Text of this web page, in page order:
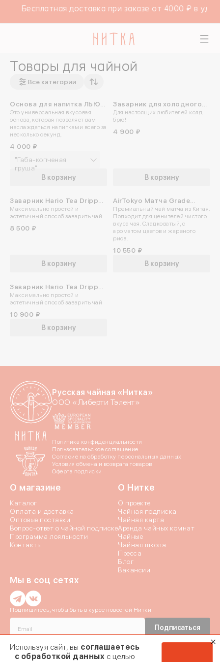
Бесплатная доставка при заказе от 4000 ₽ в
Товары для чайной
Все категории
Основа для напитка ЛЬЮ
(1л)
Это универсальная вкусовая
основа, которая позволяет вам
наслаждаться напитками всего за
несколько секунд.
4 000 ₽
В корзину
"Габа-копченая
груша"
Заварник для холодного
чая Hario Cold Brew
Для настоящих любителей колд
брю!
4 900 ₽
В корзину
Заварник Hario Tea Dripper
Largo 350 мл
Максимально простой и
эстетичный способ заварить чай
8 500 ₽
В корзину
AirTokyo Матча Grade
Ceremony 250 гр
Премиальный чай матча из Китая.
Подходит для ценителей чистого
вкуса чая. Сладковатый, с
ароматом цветов и жареного
риса.
10 550 ₽
В корзину
Заварник Hario Tea Dripper
Largo 800 мл
Максимально простой и
эстетичный способ заварить чай
10 900 ₽
В корзину
Используя сайт, вы соглашаетесь
с обработкой данных с целью
Русская чайная «Нитка»
ООО «Либерти Тэлент»
Политика конфиденциальности
Пользовательское соглашение
Согласие на обработку персональных данных
Условия обмена и возврата товаров
Оферта подписки
О магазине
Каталог
Оплата и доставка
Оптовые поставки
Вопрос-ответ о чайной подписке
Программа лояльности
Контакты
О Нитке
О проекте
Чайная подписка
Чайная карта
Аренда чайных комнат
Чайные
Чайная школа
Пресса
Блог
Вакансии
Мы в соц сетях
Подпишитесь, чтобы быть в курсе новостей Нитки
Подписаться
и на обработку
Персональных данных
Даю согласие на получение почтовой рассылки
Войдите в
Яндекс ID
Введите свой номер
Номер телефона
Даю согласие на
Даю согласие c
Мы отправили
Если эта почта
03.02.2024
Заявка на